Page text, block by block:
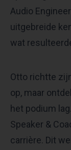
Audio
uitgebreide
wat
Otto richtte
op, maar
het podium
Speaker &
carrière. Dit